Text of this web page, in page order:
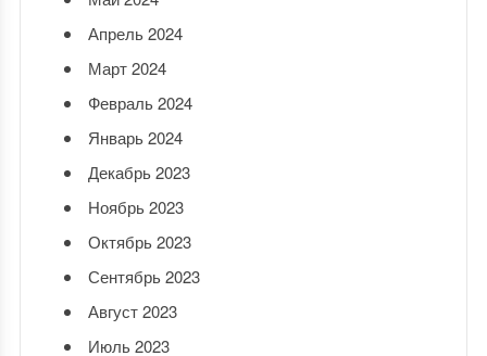
Апрель 2024
Март 2024
Февраль 2024
Январь 2024
Декабрь 2023
Ноябрь 2023
Октябрь 2023
Сентябрь 2023
Август 2023
Июль 2023